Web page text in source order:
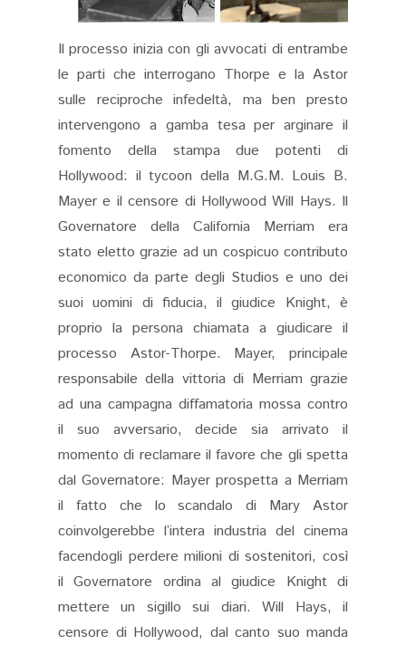
Il processo inizia con gli avvocati di entrambe
le parti che interrogano Thorpe e la Astor
sulle reciproche infedeltà, ma ben presto
intervengono a gamba tesa per arginare il
fomento della stampa due potenti di
Hollywood: il tycoon della M.G.M. Louis B.
Mayer e il censore di Hollywood Will Hays. Il
Governatore della California Merriam era
stato eletto grazie ad un cospicuo contributo
economico da parte degli Studios e uno dei
suoi uomini di fiducia, il giudice Knight, è
proprio la persona chiamata a giudicare il
processo Astor-Thorpe. Mayer, principale
responsabile della vittoria di Merriam grazie
ad una campagna diffamatoria mossa contro
il suo avversario, decide sia arrivato il
momento di reclamare il favore che gli spetta
dal Governatore: Mayer prospetta a Merriam
il fatto che lo scandalo di Mary Astor
coinvolgerebbe l’intera industria del cinema
facendogli perdere milioni di sostenitori, così
il Governatore ordina al giudice Knight di
mettere un sigillo sui diari. Will Hays, il
censore di Hollywood, dal canto suo manda